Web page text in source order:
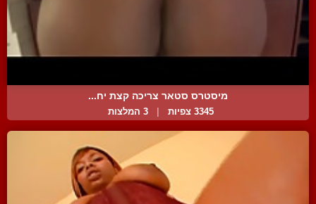
מיסטרס סטאר צריכה קצת יח...
3345 צפיות 3 המלצות